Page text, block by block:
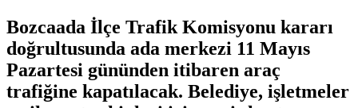
Bozcaada İlçe Trafik Komisyonu kararı
doğrultusunda ada merkezi 11 Mayıs
Pazartesi gününden itibaren araç
trafiğine kapatılacak. Belediye, işletmeler